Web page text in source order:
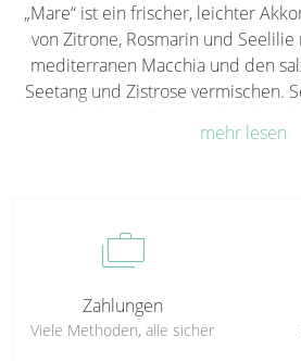
„Mare“ ist ein frischer, leichter
von Zitrone, Rosmarin und
mediterranen Macchia und den
Seetang und Zistrose vermischen.
der Sonne an der Mittelmeerküste
mehr lesen
cases
Zahlungen
Viele Methoden, alle sicher